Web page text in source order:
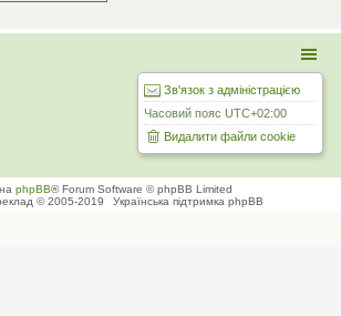
Зв'язок з адміністрацією
Часовий пояс UTC+02:00
Видалити файли cookie
phpBB® Forum Software © phpBB Limited
© 2005-2019
Українська підтримка phpBB